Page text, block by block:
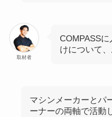
取材者
COMPASS
けについて
マシンメーカーとパ
ーナーの両軸で活動